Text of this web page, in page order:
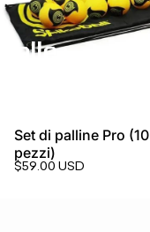
Palle
Set di palline Pro (10
pezzi)
$59.00 USD